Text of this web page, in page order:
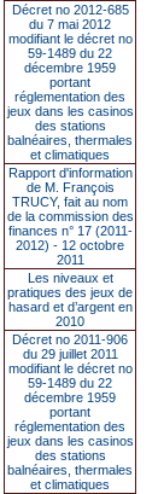
Décret no 2012-685
du 7 mai 2012
modifiant le décret no
59-1489 du 22
décembre 1959
portant
réglementation des
jeux dans les casinos
des stations
balnéaires, thermales
et climatiques
Rapport d'information
de M. François
TRUCY, fait au nom
de la commission des
finances n° 17 (2011-
2012) - 12 octobre
2011
Les niveaux et
pratiques des jeux de
hasard et d’argent en
2010
Décret no 2011-906
du 29 juillet 2011
modifiant le décret no
59-1489 du 22
décembre 1959
portant
réglementation des
jeux dans les casinos
des stations
balnéaires, thermales
et climatiques